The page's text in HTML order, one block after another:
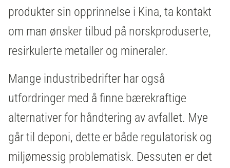
produkter sin opprinnelse i Kina, ta kontakt
om man ønsker tilbud på norskproduserte,
resirkulerte metaller og mineraler.
Mange industribedrifter har også
utfordringer med å finne bærekraftige
alternativer for håndtering av avfallet. Mye
går til deponi, dette er både regulatorisk og
miljømessig problematisk. Dessuten er det